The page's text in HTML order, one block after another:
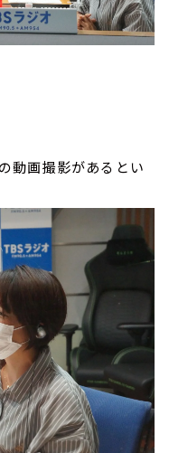
動画撮影があるとい